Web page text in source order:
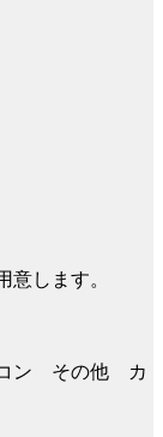
意します。
ン その他 カ